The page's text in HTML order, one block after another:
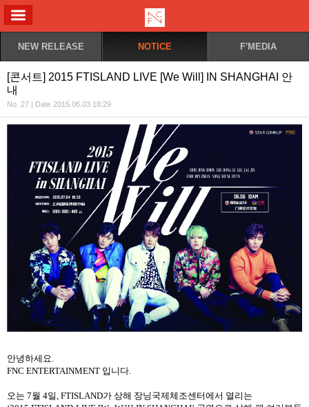
NEW RELEASE NOTICE F'MEDIA
[콘서트] 2015 FTISLAND LIVE [We Will] IN SHANGHAI 안
내
No. 27 | Date 2015.06.03 18:29
안녕하세요
FNC ENTERTAINMENT 입니다
오는 7월 4일 , FTISLAND가 상해 장닝국제체조센터에서 열리는